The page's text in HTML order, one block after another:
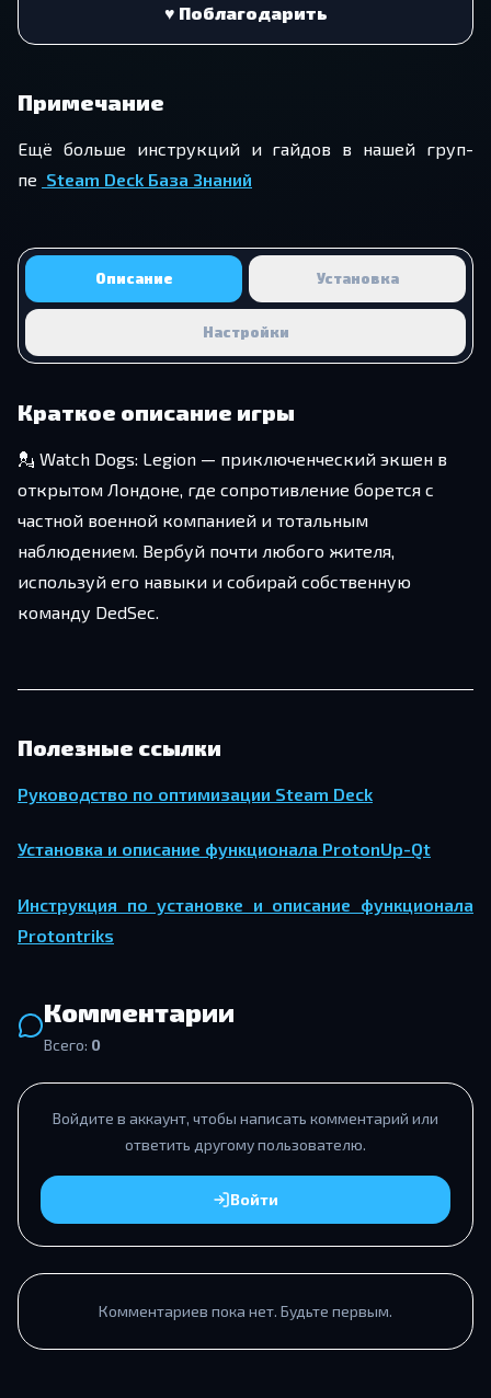
♥ Поблагодарить
Примечание
Ещё боль­ше ин­струк­ций и гай­дов в нашей груп­
пе Steam Deck База Зна­ний
Описание Установка
Настройки
Краткое описание игры
💂 Watch Dogs: Legion — приключенческий экшен в
открытом Лондоне, где сопротивление борется с
частной военной компанией и тотальным
наблюдением. Вербуй почти любого жителя,
используй его навыки и собирай собственную
команду DedSec.
Полезные ссылки
Ру­ко­вод­ство по оп­ти­ми­за­ции Steam Deck
Уста­нов­ка и опи­са­ние функ­ци­о­на­ла ProtonUp-Qt
Ин­струк­ция по уста­нов­ке и опи­са­ние функ­ци­о­на­ла
Protontriks
Комментарии
Всего: 0
Войдите в аккаунт, чтобы написать комментарий или
ответить другому пользователю.
Войти
Комментариев пока нет. Будьте первым.